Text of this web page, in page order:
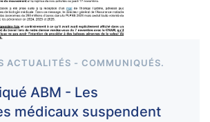
ACTUALITÉS - COMMUNIQUÉS.
ABM - Les
médicaux suspendent